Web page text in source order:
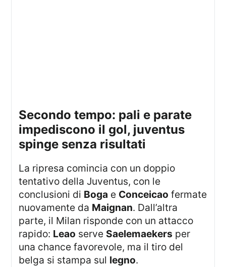
secondo tempo: pali e parate
impediscono il gol, juventus
spinge senza risultati
La ripresa comincia con un doppio
tentativo della Juventus, con le
conclusioni di Boga e Conceicao fermate
nuovamente da Maignan. Dall’altra
parte, il Milan risponde con un attacco
rapido: Leao serve Saelemaekers per
una chance favorevole, ma il tiro del
belga si stampa sul legno.